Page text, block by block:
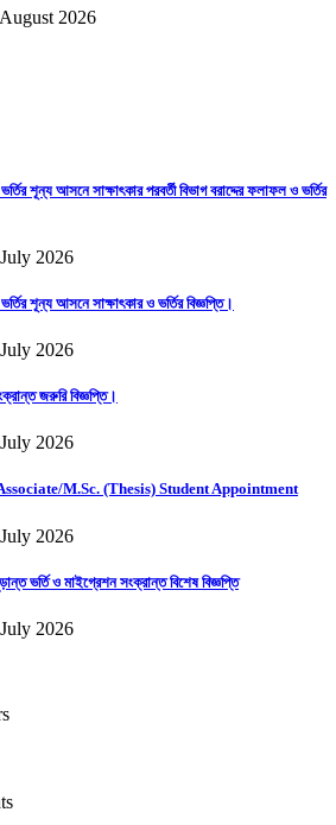
2026
শূন্য আসনে সাক্ষাৎকার পরবর্তী বিভাগ বরাদ্দের ফলাফল ও ভর্তির
2026
শূন্য আসনে সাক্ষাৎকার ও ভর্তির বিজ্ঞপ্তি।
2026
জরুরি বিজ্ঞপ্তি।
2026
M.Sc. (Thesis) Student Appointment
2026
ভর্তি ও মাইগ্রেশন সংক্রান্ত বিশেষ বিজ্ঞপ্তি
2026